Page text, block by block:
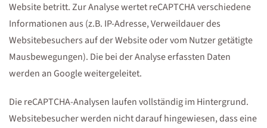
Website betritt. Zur Analyse wertet reCAPTCHA verschiedene
Informationen aus (z.B. IP-Adresse, Verweildauer des
Websitebesuchers auf der Website oder vom Nutzer getätigte
Mausbewegungen). Die bei der Analyse erfassten Daten
werden an Google weitergeleitet.
Die reCAPTCHA-Analysen laufen vollständig im Hintergrund.
Websitebesucher werden nicht darauf hingewiesen, dass eine